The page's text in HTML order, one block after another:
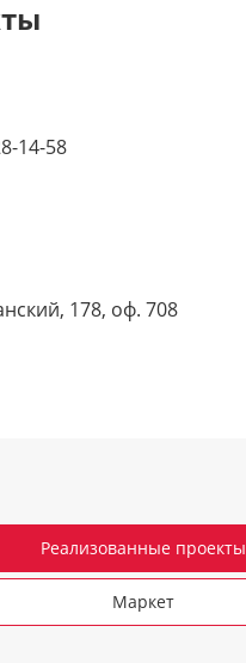
14-58
178, оф. 708
Реализованные проекты
Маркет